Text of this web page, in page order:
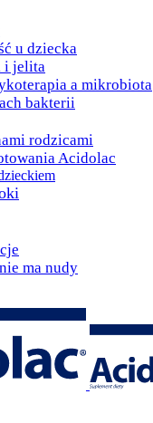
u dziecka
i jelita
a mikrobiota
bakterii
rodzicami
Acidolac
ma nudy